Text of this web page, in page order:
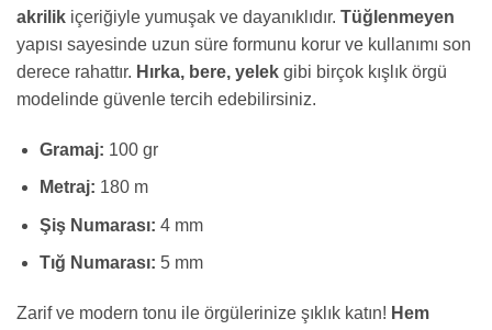
akrilik içeriğiyle yumuşak ve dayanıklıdır. Tüğlenmeyen
yapısı sayesinde uzun süre formunu korur ve kullanımı son
derece rahattır. Hırka, bere, yelek gibi birçok kışlık örgü
modelinde güvenle tercih edebilirsiniz.
Gramaj: 100 gr
Metraj: 180 m
Şiş Numarası: 4 mm
Tığ Numarası: 5 mm
Zarif ve modern tonu ile örgülerinize şıklık katın! Hem